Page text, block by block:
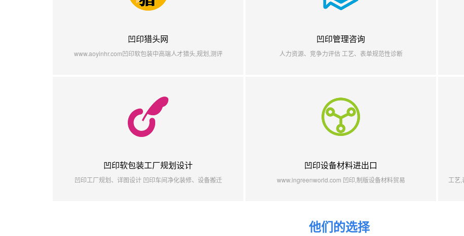
凹印猎头网
www.aoyinhr.com凹印软包装中高端人才猎头,规划,测评
凹印管理咨询
人力资源、竞争力评估 工艺、表单规范性诊断
凹印软包装工厂规划设计
凹印工厂规划、详图设计 凹印车间净化装修、设备搬迁
凹印设备材料进出口
www.ingreenworld.com 凹印,制版设备材料贸易
工艺
他们的选择